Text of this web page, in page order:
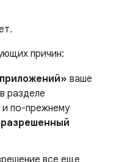
причин:
ваше
разделе
и по-прежнему
все еще